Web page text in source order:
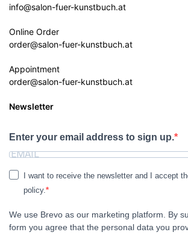
info@salon-fuer-kunstbuch.at
Online Order
order@salon-fuer-kunstbuch.at
Appointment
order@salon-fuer-kunstbuch.at
Newsletter
Enter your email address to sign up.
I want to receive the newsletter and I accept
policy.
We use Brevo as our marketing platform. By
form you agree that the personal data you